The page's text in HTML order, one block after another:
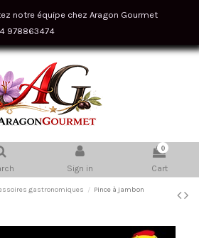
notre équipe chez Aragon Gourmet
978863474
Sign in
0
Cart
gastronomiques
Pince à jambon